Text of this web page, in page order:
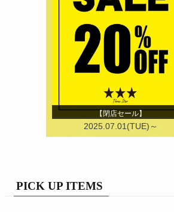
【閉店セール】
2025.07.01(TUE)～
PICK UP ITEMS